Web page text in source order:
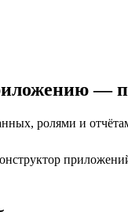
—
ролями и